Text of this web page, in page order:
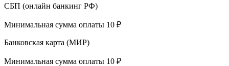
СБП (онлайн банкинг РФ)
Минимальная сумма оплаты 10 ₽
Банковская карта (МИР)
Минимальная сумма оплаты 10 ₽